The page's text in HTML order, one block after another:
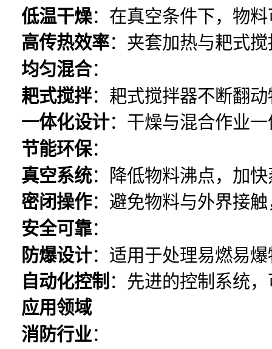
低温干燥：在真空条件下，物
高传热效率：夹套加热与耙式
均匀混合：
耙式搅拌：耙式搅拌器不断翻
一体化设计：干燥与混合作业
节能环保：
真空系统：降低物料沸点，加
密闭操作：避免物料与外界接
安全可靠：
防爆设计：适用于处理易燃易
自动化控制 ：先进的控制系统
应用领域
消防行业：